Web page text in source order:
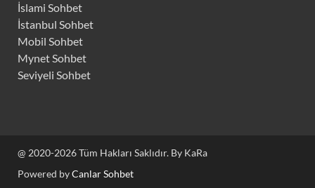
İslami Sohbet
İstanbul Sohbet
Mobil Sohbet
Mynet Sohbet
Seviyeli Sohbet
@ 2020-2026 Tüm Hakları Saklıdır. By KaRa
Powered byCanlar Sohbet